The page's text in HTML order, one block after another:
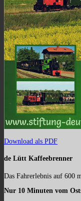
Download als PDF
de Lütt Kaffeebrenner
Das Fahrerlebnis auf 600
Nur 10 Minuten vom